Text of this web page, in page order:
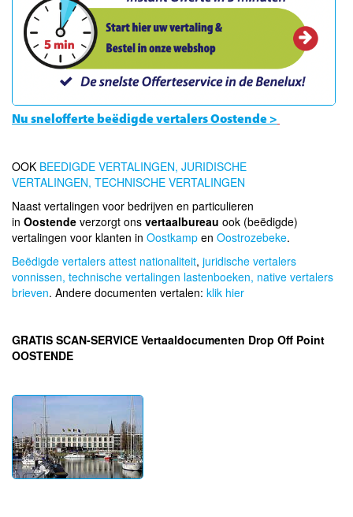
Nu snelofferte beëdigde vertalers Oostende >
OOK BEEDIGDE VERTALINGEN, JURIDISCHE
VERTALINGEN, TECHNISCHE VERTALINGEN
Naast vertalingen voor bedrijven en particulieren
in Oostende verzorgt ons vertaalbureau ook (beëdigde)
vertalingen voor klanten in Oostkamp en Oostrozebeke.
Beëdigde vertalers attest nationaliteit, juridische vertalers
vonnissen, technische vertalingen lastenboeken, native vertalers
brieven. Andere documenten vertalen: klik hier
GRATIS SCAN-SERVICE Vertaaldocumenten Drop Off Point
OOSTENDE